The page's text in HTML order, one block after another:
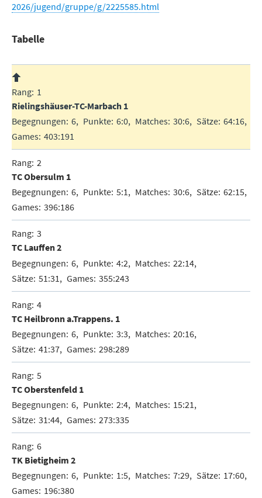
2026/jugend/gruppe/g/2225585.html
Tabelle
1
Rielingshäuser-TC-Marbach 1
6
6:0 30:6
64:16
403:191
2
TC Obersulm 1
6
5:1 30:6
62:15
396:186
3
TC Lauffen 2
6
4:2
22:14
51:31
355:243
4
TC Heilbronn a.Trappens. 1
6
3:3
20:16
41:37
298:289
5
TC Oberstenfeld 1
6
2:4
15:21
31:44
273:335
6
TK Bietigheim 2
6
1:5 7:29
17:60
196:380